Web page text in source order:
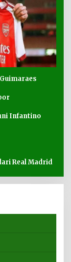
Infantino
Real Madrid